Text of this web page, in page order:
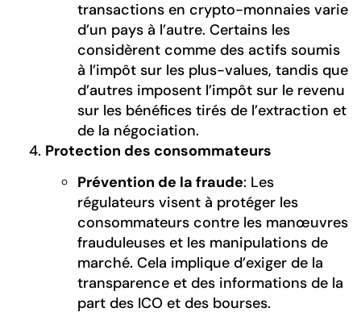
transactions en crypto-monnaies varie
d’un pays à l’autre. Certains les
considèrent comme des actifs soumis
à l’impôt sur les plus-values, tandis que
d’autres imposent l’impôt sur le revenu
sur les bénéfices tirés de l’extraction et
de la négociation.
Protection des consommateurs
Prévention de la fraude: Les
régulateurs visent à protéger les
consommateurs contre les manœuvres
frauduleuses et les manipulations de
marché. Cela implique d’exiger de la
transparence et des informations de la
part des ICO et des bourses.